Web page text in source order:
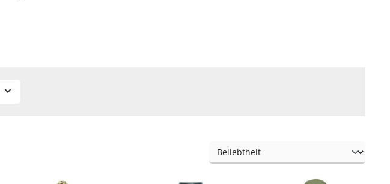
Getreide und grob für Maiskörner. Sie werden einfach unter einen Spenderbehälter
Nachschub im Behälter vorhanden ist. Sie können an Behälter mit Bohrung